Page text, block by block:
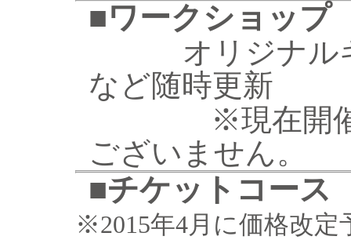
■ワークショップ
オリジナ
など随時更新
※現在開催中
ございません。
■チケットコース
※2015年4月に価格改定